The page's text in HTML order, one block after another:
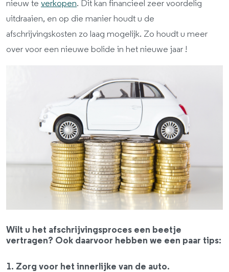
nieuw te verkopen. Dit kan financieel zeer voordelig
uitdraaien, en op die manier houdt u de
afschrijvingskosten zo laag mogelijk. Zo houdt u meer
over voor een nieuwe bolide in het nieuwe jaar !
Wilt u het afschrijvingsproces een beetje
vertragen? Ook daarvoor hebben we een paar tips:
1. Zorg voor het innerlijke van de auto.